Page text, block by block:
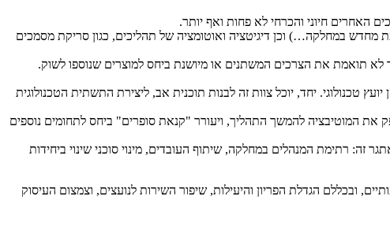
האחרים חיוני והכרחי לא פחות ואף יותר.
מחדש במחלקה…) וכן דיגיטציה ואוטומציה של תהליכים, כגון סריקת מסמכים
לא תואמת את הצרכים המשתנים או מיושנת ביחס למוצרים שנוספו לשוק.
יחד, יוכל צוות זה לבנות תוכנית אב, ליצירת התשתית הטכנולוגית
את המוטיבציה להמשך התהליך, ויעורר "קנאת סופרים" ביחס לתחומים נוספים
זה: רתימת המנהלים במחלקה, שיתוף העובדים, מינוי סוכני שינוי ביחידות
ובכללם הגדלת הפריון והיעילות, שיפור השירות לנועצים, וצמצום העיסוק